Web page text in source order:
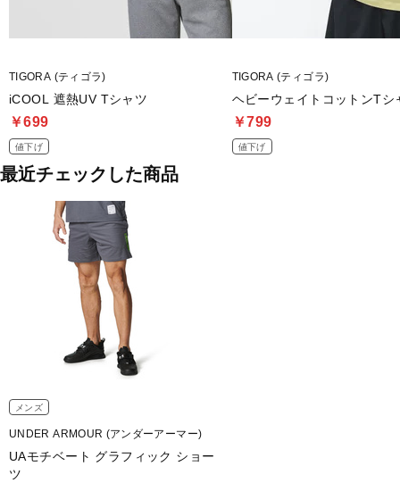
TIGORA (ティゴラ)
iCOOL 遮熱UV Tシャツ
￥699
値下げ
TIGORA (ティゴラ)
ヘビーウェイトコットンTシ
￥799
値下げ
最近チェックした商品
メンズ
UNDER ARMOUR (アンダーアーマー)
UAモチベート グラフィック ショー
ツ